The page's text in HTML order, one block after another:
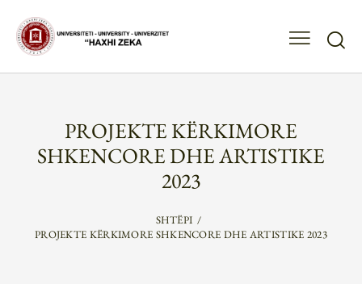
PROJEKTE KËRKIMORE
SHKENCORE DHE ARTISTIKE
2023
SHTËPI
PROJEKTE KËRKIMORE SHKENCORE DHE ARTISTIKE 2023